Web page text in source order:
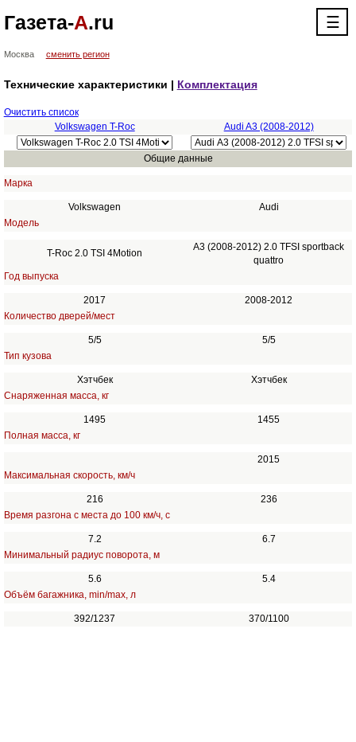
Газета-А.ru ☰
Москва сменить регион
Технические характеристики | Комплектация
Очистить список
Volkswagen T-Roc
Audi A3 (2008-2012)
Общие данные
Марка
Volkswagen
Audi
Модель
T-Roc 2.0 TSI 4Motion
A3 (2008-2012) 2.0 TFSI sportback
quattro
Год выпуска
2017
2008-2012
Количество дверей/мест
5/5
5/5
Тип кузова
Хэтчбек
Хэтчбек
Снаряженная масса, кг
1495
1455
Полная масса, кг
2015
Максимальная скорость, км/ч
216
236
Время разгона с места до 100 км/ч, с
7.2
6.7
Минимальный радиус поворота, м
5.6
5.4
Объём багажника, min/max, л
392/1237 370/1100